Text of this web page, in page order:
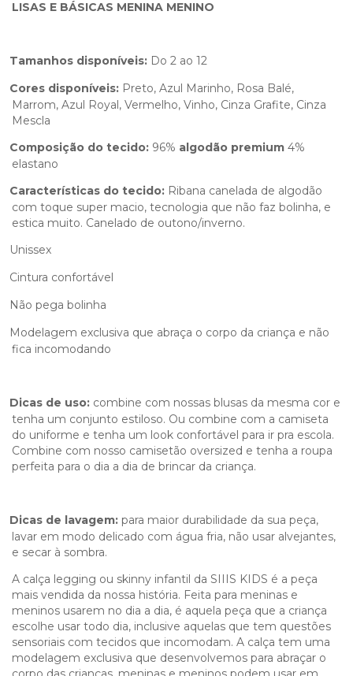
LISAS E BÁSICAS MENINA MENINO
Tamanhos disponíveis: Do 2 ao 12
Cores disponíveis: Preto, Azul Marinho, Rosa Balé,
Marrom, Azul Royal, Vermelho, Vinho, Cinza Grafite, Cinza
Mescla
Composição do tecido: 96% algodão premium 4%
elastano
Características do tecido: Ribana canelada de algodão
com toque super macio, tecnologia que não faz bolinha, e
estica muito. Canelado de outono/inverno.
Unissex
Cintura confortável
Não pega bolinha
Modelagem exclusiva que abraça o corpo da criança e não
fica incomodando
Dicas de uso: combine com nossas blusas da mesma cor e
tenha um conjunto estiloso. Ou combine com a camiseta
do uniforme e tenha um look confortável para ir pra escola.
Combine com nosso camisetão oversized e tenha a roupa
perfeita para o dia a dia de brincar da criança.
Dicas de lavagem: para maior durabilidade da sua peça,
lavar em modo delicado com água fria, não usar alvejantes,
e secar à sombra.
A calça legging ou skinny infantil da SIIIS KIDS é a peça
mais vendida da nossa história. Feita para meninas e
meninos usarem no dia a dia, é aquela peça que a criança
escolhe usar todo dia, inclusive aquelas que tem questões
sensoriais com tecidos que incomodam. A calça tem uma
modelagem exclusiva que desenvolvemos para abraçar o